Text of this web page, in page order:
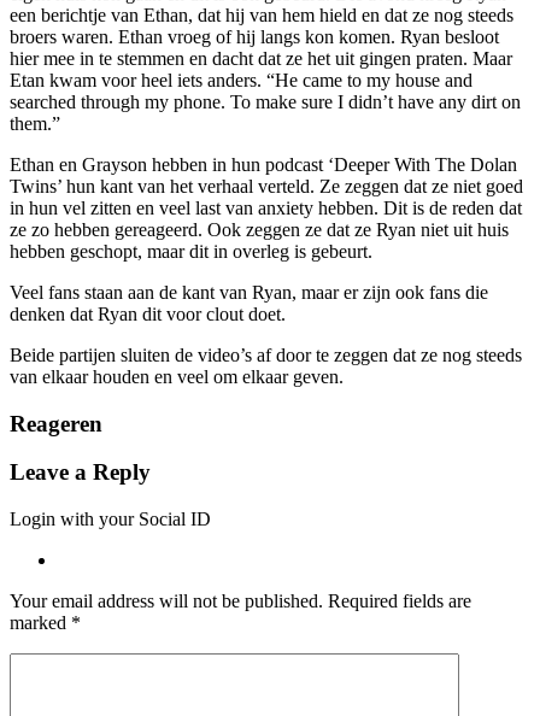
een berichtje van Ethan, dat hij van hem hield en dat ze nog steeds
broers waren. Ethan vroeg of hij langs kon komen. Ryan besloot
hier mee in te stemmen en dacht dat ze het uit gingen praten. Maar
Etan kwam voor heel iets anders. “He came to my house and
searched through my phone. To make sure I didn’t have any dirt on
them.”
Ethan en Grayson hebben in hun podcast ‘Deeper With The Dolan
Twins’ hun kant van het verhaal verteld. Ze zeggen dat ze niet goed
in hun vel zitten en veel last van anxiety hebben. Dit is de reden dat
ze zo hebben gereageerd. Ook zeggen ze dat ze Ryan niet uit huis
hebben geschopt, maar dit in overleg is gebeurt.
Veel fans staan aan de kant van Ryan, maar er zijn ook fans die
denken dat Ryan dit voor clout doet.
Beide partijen sluiten de video’s af door te zeggen dat ze nog steeds
van elkaar houden en veel om elkaar geven.
Reageren
Leave a Reply
Login with your Social ID
Your email address will not be published. Required fields are
marked *